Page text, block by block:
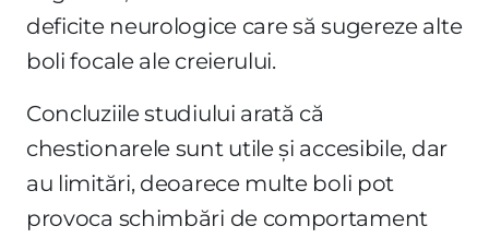
deficite neurologice care să sugereze alte
boli focale ale creierului.
Concluziile studiului arată că
chestionarele sunt utile și accesibile, dar
au limitări, deoarece multe boli pot
provoca schimbări de comportament